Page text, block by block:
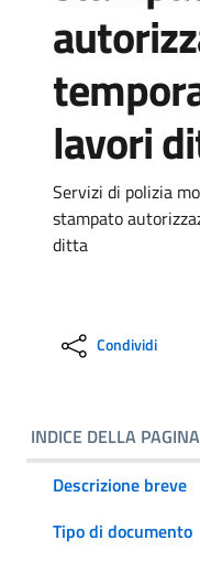
lavori
Servizi di polizia
stampato
ditta
Condividi
INDICE DELLA PAGINA
Descrizione breve
Tipo di documento